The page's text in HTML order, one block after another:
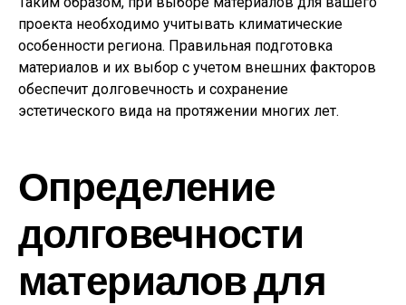
проекта необходимо учитывать климатические
особенности региона. Правильная подготовка
материалов и их выбор с учетом внешних факторов
обеспечит долговечность и сохранение
эстетического вида на протяжении многих лет.
Определение
долговечности
материалов для